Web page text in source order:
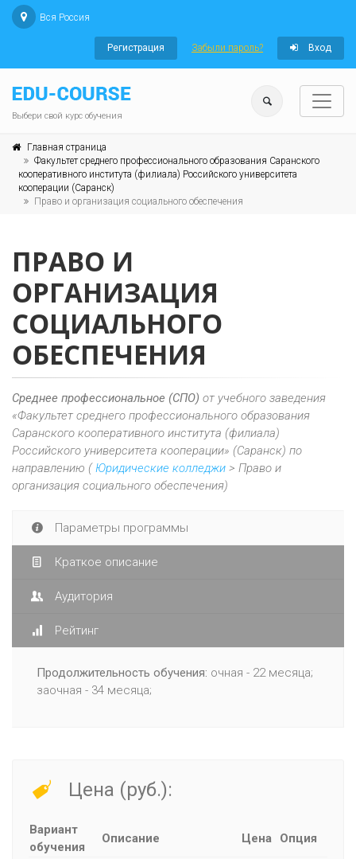
Вся Россия
Регистрация Забыли пароль? Вход
Выбери свой курс обучения
Главная страница
Факультет среднего профессионального образования Саранского
кооперативного института (филиала) Российского университета
кооперации (Саранск)
Право и организация социального обеспечения
ПРАВО И
ОРГАНИЗАЦИЯ
СОЦИАЛЬНОГО
ОБЕСПЕЧЕНИЯ
Среднее профессиональное (СПО) от учебного заведения
«Факультет среднего профессионального образования
Саранского кооперативного института (филиала)
Российского университета кооперации» (Саранск) по
направлению (Юридические колледжи > Право и
организация социального обеспечения)
Параметры программы
Краткое описание
Аудитория
Рейтинг
Продолжительность обучения: очная - 22 месяца;
заочная - 34 месяца;
Цена (руб.):
Вариант
обучения
Описание Цена Опция